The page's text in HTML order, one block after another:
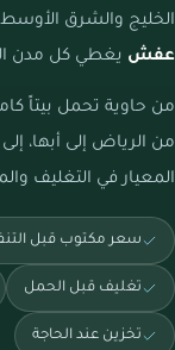
الخليج والشرق الأوسط
عفش يغطي كل مدن
من حاوية تحمل بيتاً
من الرياض إلى أبها،
المعيار في التغليف
سعر مكتوب قبل
تغليف قبل الحمل
تخزين عند الحاجة